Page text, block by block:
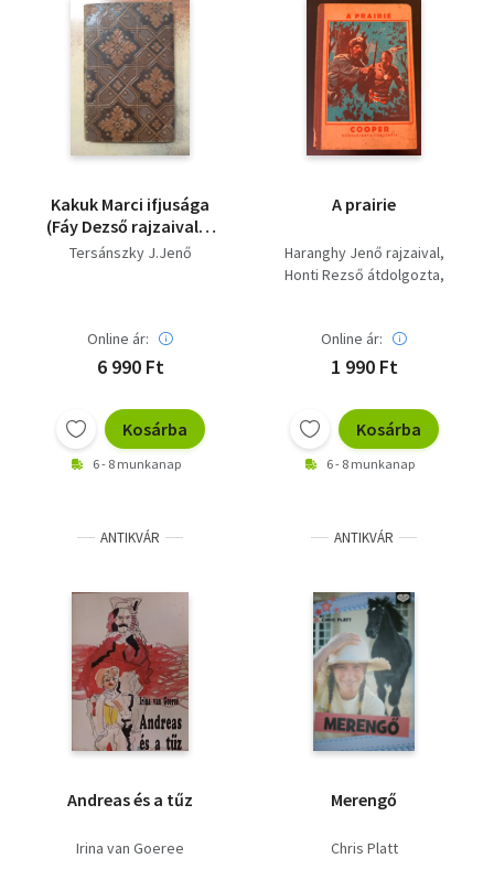
Kakuk Marci ifjusága
(Fáy Dezső rajzaival) -
1923-as - Első kiadás
Tersánszky J.Jenő
Online ár:
6 990 Ft
Kosárba
6 - 8 munkanap
A prairie
Haranghy Jenő rajzaival
Honti Rezső átdolgozta
Online ár:
1 990 Ft
Kosárba
6 - 8 munkanap
ANTIKVÁR
Andreas és a tűz
Irina van Goeree
ANTIKVÁR
Merengő
Chris Platt